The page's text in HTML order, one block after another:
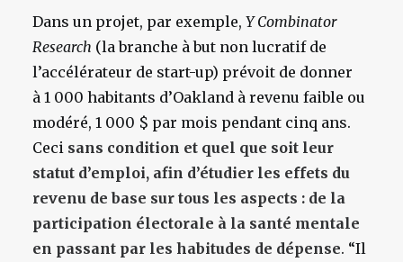
Dans un projet, par exemple, Y Combinator
Research (la branche à but non lucratif de
l’accélérateur de start-up) prévoit de donner
à 1 000 habitants d’Oakland à revenu faible ou
modéré, 1 000 $ par mois pendant cinq ans.
Ceci sans condition et quel que soit leur
statut d’emploi, afin d’étudier les effets du
revenu de base sur tous les aspects : de la
participation électorale à la santé mentale
en passant par les habitudes de dépense. “Il